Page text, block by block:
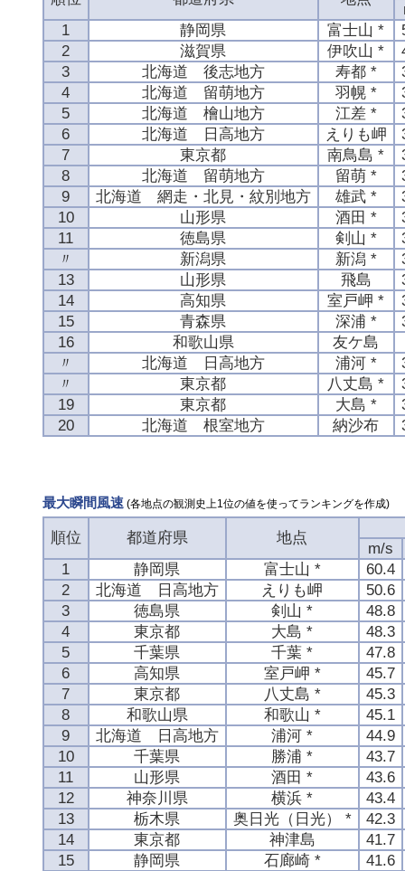
1
静岡県 富士山 *
2
滋賀県 伊吹山 *
3
北海道 後志地方 寿都 *
4
北海道 留萌地方 羽幌 *
5
北海道 檜山地方 江差 *
6
北海道 日高地方 えりも岬
7
東京都 南鳥島 *
8
北海道 留萌地方 留萌 *
9
北海道 網走・北見・紋別地方 雄武 *
10
山形県 酒田 *
11
徳島県 剣山 *
〃
新潟県 新潟 *
13
山形県 飛島
14
高知県 室戸岬 *
15
青森県 深浦 *
16
和歌山県
友ケ島
〃
北海道 日高地方 浦河 *
〃
東京都 八丈島 *
19
東京都 大島 *
20
北海道 根室地方 納沙布
最大瞬間風速(各地点の観測史上1位の値を使ってランキングを作成)
順位 都道府県 地点
m/s
1
静岡県 富士山 *
60.4
2
北海道 日高地方 えりも岬
50.6
3
徳島県 剣山 *
48.8
4
東京都 大島 *
48.3
5
千葉県 千葉 *
47.8
6
高知県 室戸岬 *
45.7
7
東京都 八丈島 *
45.3
8
和歌山県 和歌山 *
45.1
9
北海道 日高地方 浦河 *
44.9
10
千葉県 勝浦 *
43.7
11
山形県 酒田 *
43.6
12
神奈川県 横浜 *
43.4
13
栃木県 奥日光（日光） *
42.3
14
東京都 神津島
41.7
15
静岡県 石廊崎 *
41.6